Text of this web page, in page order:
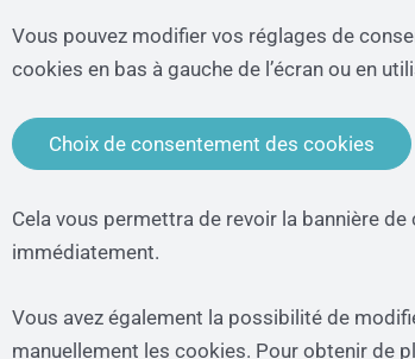
Vous pouvez modifier vos réglages de
cookies en bas à gauche de l’écran ou en
Choix de consentement des cookies
Cela vous permettra de revoir la bannière
immédiatement.
Vous avez également la possibilité de
manuellement les cookies. Pour obtenir de